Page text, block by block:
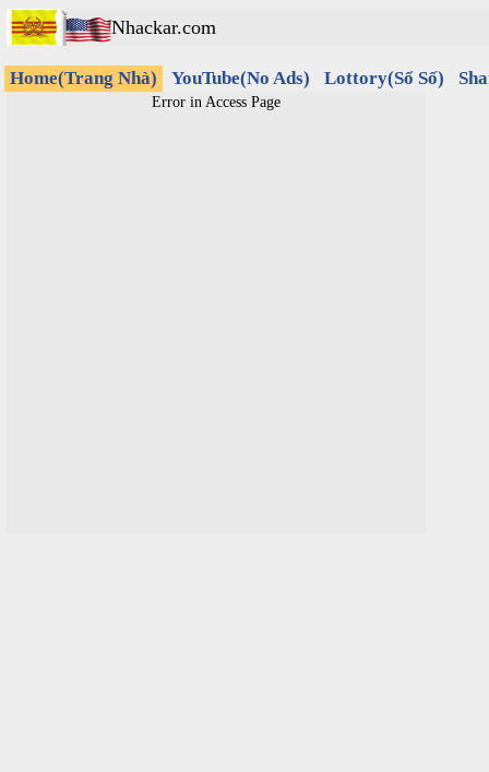
Nhackar.com
Home(Trang Nhà) YouTube(No Ads) Lottory(Sổ Số)
Error in Access Page